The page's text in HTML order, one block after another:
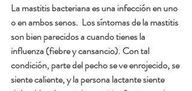
La mastitis bacteriana es una infección en uno
o en ambos senos.  Los síntomas de la mastitis
son bien parecidos a cuando tienes la
influenza (fiebre y cansancio). Con tal
condición, parte del pecho se ve enrojecido, se
siente caliente, y la persona lactante siente